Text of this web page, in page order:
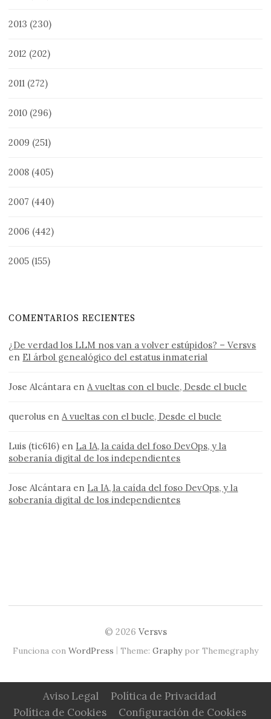
2013 (230)
2012 (202)
2011 (272)
2010 (296)
2009 (251)
2008 (405)
2007 (440)
2006 (442)
2005 (155)
COMENTARIOS RECIENTES
¿De verdad los LLM nos van a volver estúpidos? – Versvs
en El árbol genealógico del estatus inmaterial
Jose Alcántara enA vueltas con el bucle, Desde el bucle
querolus enA vueltas con el bucle, Desde el bucle
Luis (tic616) en La IA, la caída del foso DevOps, y la
soberanía digital de los independientes
Jose Alcántara en La IA, la caída del foso DevOps, y la
soberanía digital de los independientes
© 2026 Versvs
Funciona con WordPress | Theme: Graphypor Themegraphy
Aviso Legal
Política de Privacidad
Política de Cookies
Configuración de Cookies